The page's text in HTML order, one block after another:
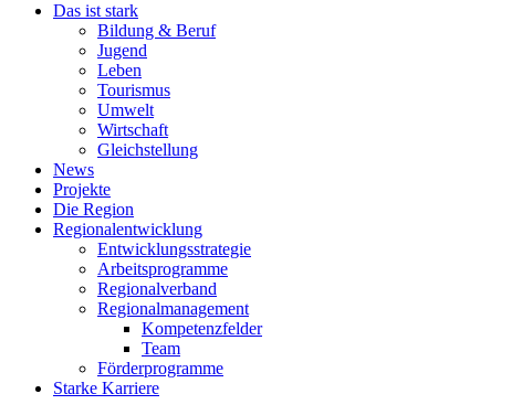
Das ist stark
Bildung & Beruf
Jugend
Leben
Tourismus
Umwelt
Wirtschaft
Gleichstellung
News
Projekte
Die Region
Regionalentwicklung
Entwicklungsstrategie
Arbeitsprogramme
Regionalverband
Regionalmanagement
Kompetenzfelder
Team
Förderprogramme
Starke Karriere